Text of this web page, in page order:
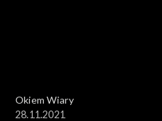
Okiem Wiary
28.11.2021